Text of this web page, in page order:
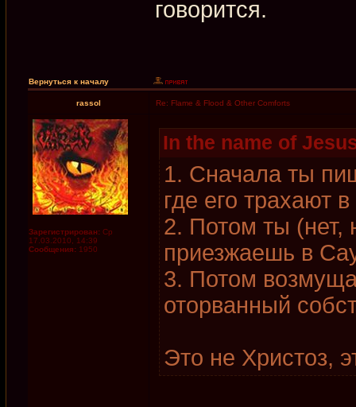
говорится.
Вернуться к началу
rassol Re: Flame & Flood & Other Comforts
Зарегистрирован: Ср
17.03.2010, 14:39
Сообщения: 1950
In the name of
1. Сначала ты
где его трахают
2. Потом ты (нет,
приезжаешь в
3. Потом
оторванный
Это не Христоз,